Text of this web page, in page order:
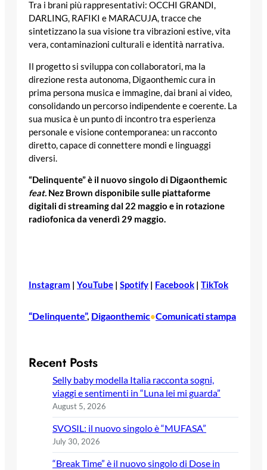
Tra i brani più rappresentativi: OCCHI GRANDI,
DARLING, RAFIKI e MARACUJA, tracce che
sintetizzano la sua visione tra vibrazioni estive, vita
vera, contaminazioni culturali e identità narrativa.
Il progetto si sviluppa con collaboratori, ma la
direzione resta autonoma, Digaonthemic cura in
prima persona musica e immagine, dai brani ai video,
consolidando un percorso indipendente e coerente. La
sua musica è un punto di incontro tra esperienza
personale e visione contemporanea: un racconto
diretto, capace di connettere mondi e linguaggi
diversi.
“Delinquente” è il nuovo singolo di Digaonthemic
feat. Nez Brown disponibile sulle piattaforme
digitali di streaming dal 22 maggio e in rotazione
radiofonica da venerdì 29 maggio.
Instagram | YouTube | Spotify | Facebook | TikTok
“Delinquente”, Digaonthemic•Comunicati stampa
Recent Posts
Selly baby modella Italia racconta sogni,
viaggi e sentimenti in “Luna lei mi guarda”
August 5, 2026
SVOSIL: il nuovo singolo è “MUFASA”
July 30, 2026
“Break Time” è il nuovo singolo di Dose in